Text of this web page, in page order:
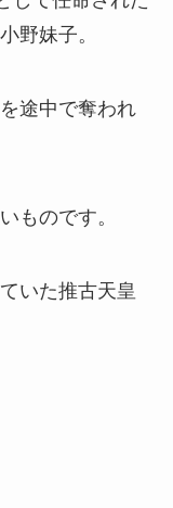
野妹子。
途中で奪われ
ものです。
いた推古天皇